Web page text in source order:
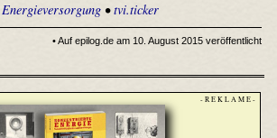
Energieversorgung•tvi.ticker
• Auf epilog.de am 10. August 2015 veröffentlicht
- R E K L A M E -